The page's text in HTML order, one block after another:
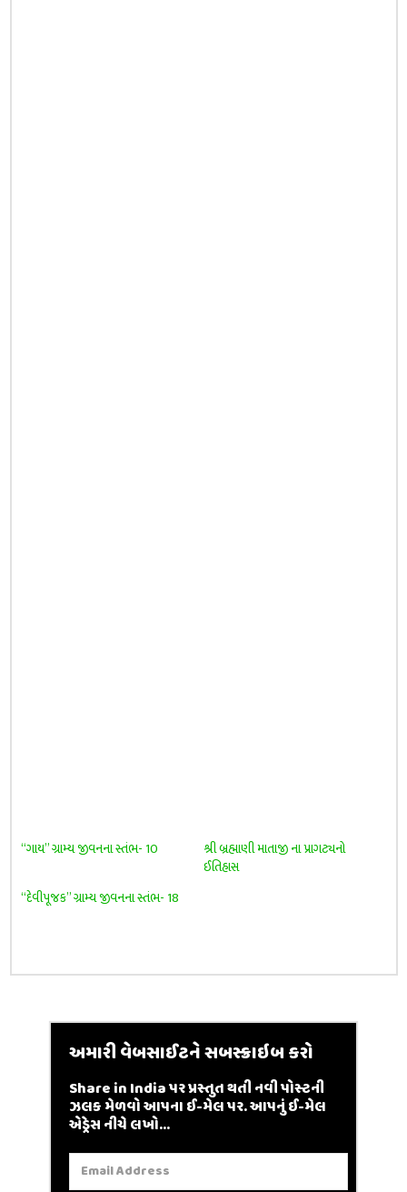
“ગાય” ગ્રામ્ય જીવનના સ્તંભ- 10
શ્રી બ્રહ્માણી માતાજી ના પ્રાગટ્યનો
ઈતિહાસ
“દેવીપૂજક” ગ્રામ્ય જીવનના સ્તંભ- 18
અમારી વેબસાઈટને સબસ્ક્રાઇબ કરો
Share in India પર પ્રસ્તુત થતી નવી પોસ્ટની
ઝલક મેળવો આપના ઈ-મેલ પર. આપનું ઈ-મેલ
એડ્રેસ નીચે લખો...
Email
Address